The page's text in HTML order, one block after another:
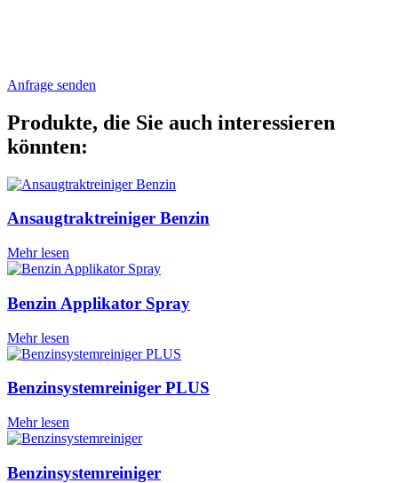
Anfrage senden
Produkte, die Sie auch interessieren
könnten:
Ansaugtraktreiniger Benzin
Mehr lesen
Benzin Applikator Spray
Mehr lesen
Benzinsystemreiniger PLUS
Mehr lesen
Benzinsystemreiniger